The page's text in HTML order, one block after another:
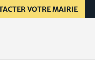
VOTRE MAIRIE